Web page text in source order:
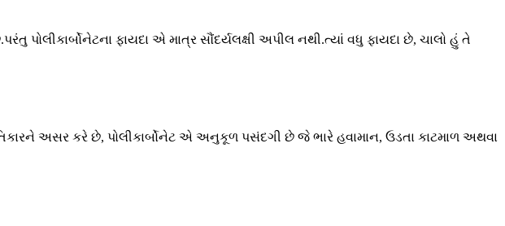
ફાયદા એ માત્ર સૌંદર્યલક્ષી અપીલ નથી.ત્યાં વધુ ફાયદા છે, ચાલો હું તે
અસર કરે છે, પોલીકાર્બોનેટ એ અનુકૂળ પસંદગી છે જે ભારે હવામાન, ઉડતા કાટમાળ અથવા